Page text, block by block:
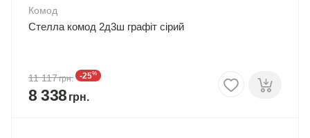
Комод
Стелла комод 2д3ш графіт сірий
11 117 -25%
8 338